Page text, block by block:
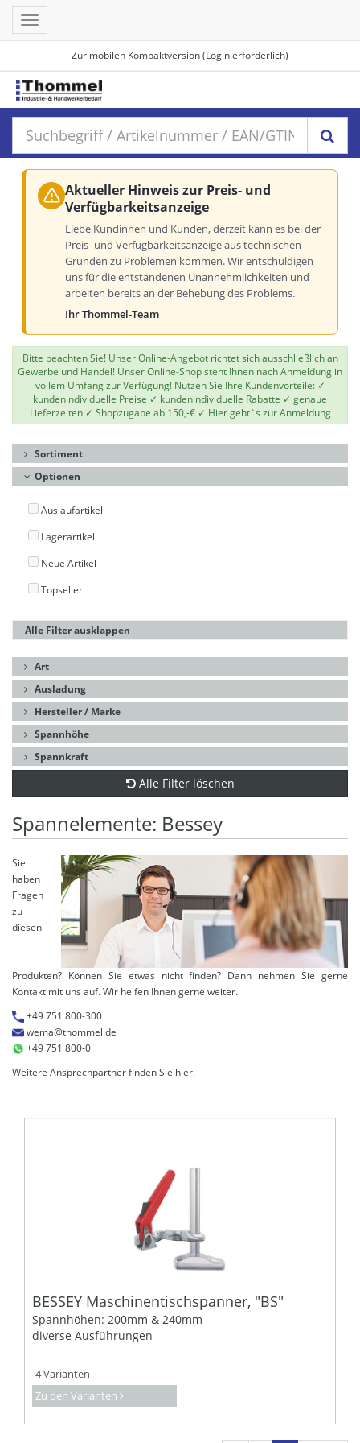
Zur mobilen Kompaktversion (Login erforderlich)
Toggle
navigation
Aktueller Hinweis zur Preis- und
Verfügbarkeitsanzeige
Liebe Kundinnen und Kunden, derzeit kann es bei der
Preis- und Verfügbarkeitsanzeige aus technischen
Gründen zu Problemen kommen. Wir entschuldigen
uns für die entstandenen Unannehmlichkeiten und
arbeiten bereits an der Behebung des Problems.
Ihr Thommel-Team
Bitte beachten Sie! Unser Online-Angebot richtet sich ausschließlich an
Gewerbe und Handel! Unser Online-Shop steht Ihnen nach Anmeldung in
vollem Umfang zur Verfügung! Nutzen Sie Ihre Kundenvorteile: ✓
kundenindividuelle Preise ✓ kundenindividuelle Rabatte ✓ genaue
Lieferzeiten ✓ Shopzugabe ab 150,-€ ✓ Hier geht`s zur Anmeldung
Sortiment
Optionen
Auslaufartikel
Lagerartikel
Neue Artikel
Topseller
Alle Filter ausklappen
Art
Ausladung
Hersteller / Marke
Spannhöhe
Spannkraft
Alle Filter löschen
Spannelemente: Bessey
Sie
haben
Fragen
zu
diesen
Produkten? Können Sie etwas nicht finden? Dann nehmen Sie gerne
Kontakt mit uns auf. Wir helfen Ihnen gerne weiter.
+49 751 800-300
wema@thommel.de
+49 751 800-0
Weitere Ansprechpartner finden Sie hier.
BESSEY Maschinentischspanner, "BS"
Spannhöhen: 200mm & 240mm
diverse Ausführungen
4 Varianten
Zu den Varianten